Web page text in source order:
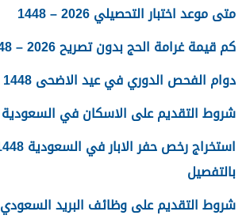
متى موعد اختبار التحصيلي 2026 – 1448
كم قيمة غرامة الحج بدون تصريح 2026 – 1448
دوام الفحص الدوري في عيد الاضحى 1448
شروط التقديم على الاسكان في السعودية 1448
بالتفصيل
شروط التقديم على وظائف البريد السعودي 1448